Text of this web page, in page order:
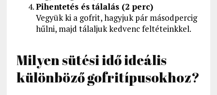
Pihentetés és tálalás (2 perc)
Vegyük ki a gofrit, hagyjuk pár másodpercig
hűlni, majd tálaljuk kedvenc feltéteinkkel.
Milyen sütési idő ideális
különböző gofritípusokhoz?